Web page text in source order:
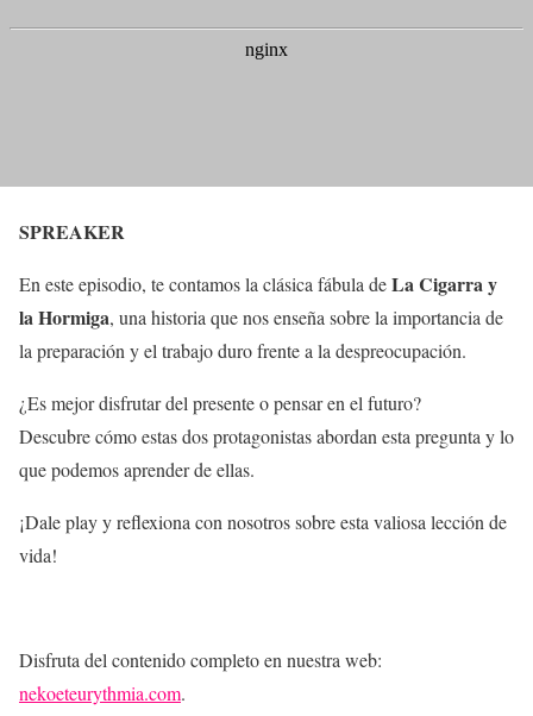
SPREAKER
En este episodio, te contamos la clásica fábula deLa Cigarra y
la Hormiga, una historia que nos enseña sobre la importancia de
la preparación y el trabajo duro frente a la despreocupación.
¿Es mejor disfrutar del presente o pensar en el futuro?
Descubre cómo estas dos protagonistas abordan esta pregunta y lo
que podemos aprender de ellas.
¡Dale play y reflexiona con nosotros sobre esta valiosa lección de
vida!
Disfruta del contenido completo en nuestra web:
nekoeteurythmia.com.